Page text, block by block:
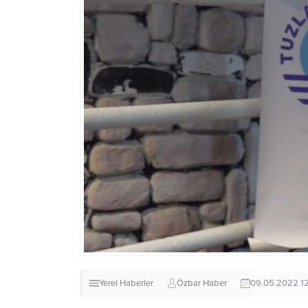
Yerel Haberler Özbar Haber 09.05.2022